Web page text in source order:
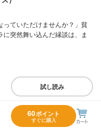
っていただけませんか？」貧
に突然舞い込んだ縁談は、ま
試し読み
60ポイント
すぐに購入